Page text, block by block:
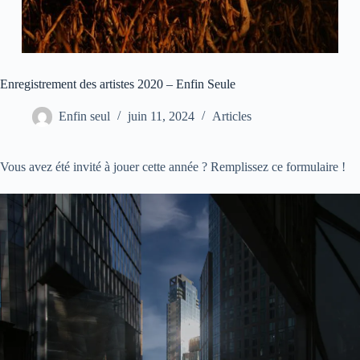
Enregistrement des artistes 2020 – Enfin Seule
Enfin seul juin 11, 2024 Articles
Vous avez été invité à jouer cette année ? Remplissez ce formulaire !